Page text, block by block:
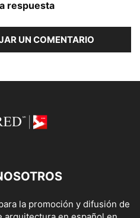
respuesta
UN COMENTARIO
la promoción y difusión de